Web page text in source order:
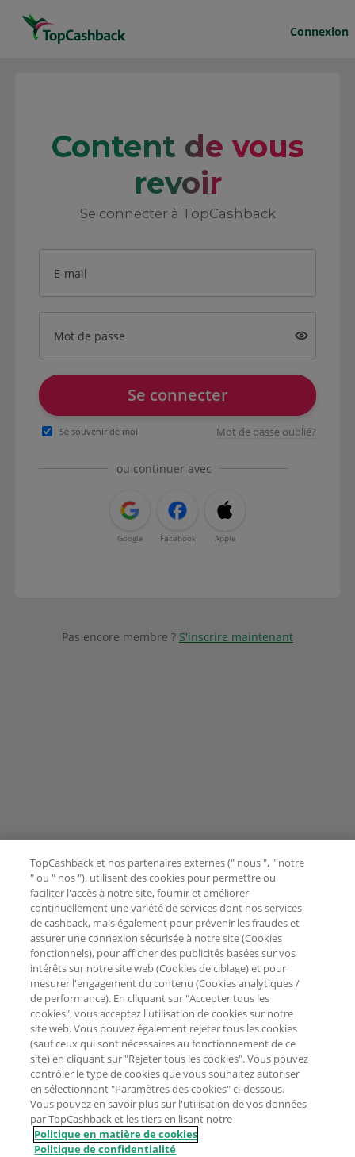
Connexion
Content de vous
revoir
Se connecter à TopCashback
E-mail
Mot de passe
Se connecter
Se souvenir de moi Mot de passe oublié?
ou continuer avec
Google Facebook Apple
Pas encore membre ? S'inscrire maintenant
TopCashback et nos partenaires externes (" nous ", " notre
" ou " nos "), utilisent des cookies pour permettre ou
faciliter l'accès à notre site, fournir et améliorer
continuellement une variété de services dont nos services
de cashback, mais également pour prévenir les fraudes et
assurer une connexion sécurisée à notre site (Cookies
fonctionnels), pour afficher des publicités basées sur vos
intérêts sur notre site web (Cookies de ciblage) et pour
mesurer l'engagement du contenu (Cookies analytiques /
de performance). En cliquant sur "Accepter tous les
cookies", vous acceptez l'utilisation de cookies sur notre
site web. Vous pouvez également rejeter tous les cookies
(sauf ceux qui sont nécessaires au fonctionnement de ce
site) en cliquant sur "Rejeter tous les cookies". Vous pouvez
contrôler le type de cookies que vous souhaitez autoriser
en sélectionnant "Paramètres des cookies" ci-dessous.
Vous pouvez en savoir plus sur l'utilisation de vos données
par TopCashback et les tiers en lisant notre
Politique en matière de cookies
Politique de confidentialité